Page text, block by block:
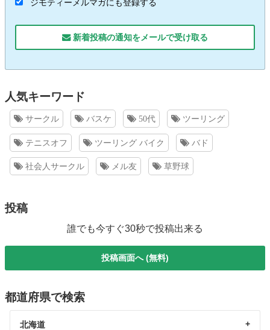
ジモティーメルマガにも登録する
新着投稿の通知をメールで受け取る
人気キーワード
サークル バスケ 50代 ツーリング
テニスオフ ツーリング バイク バド
社会人サークル メル友 草野球
投稿
誰でも今すぐ30秒で投稿出来る
投稿画面へ (無料)
都道府県で検索
北海道